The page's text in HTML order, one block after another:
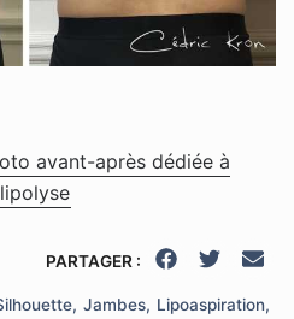
avant-après dédiée à
PARTAGER :
Jambes
Lipoaspiration